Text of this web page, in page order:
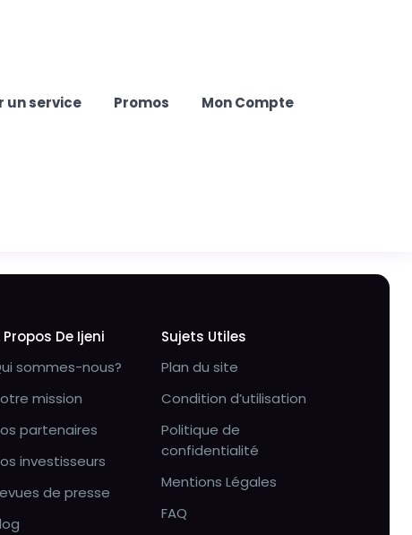
un service Promos Mon Compte
Propos De Ijeni
sommes-nous?
mission
partenaires
investisseurs
de presse
Sujets Utiles
Plan du site
Condition d’utilisation
Politique de
confidentialité
Mentions Légales
FAQ